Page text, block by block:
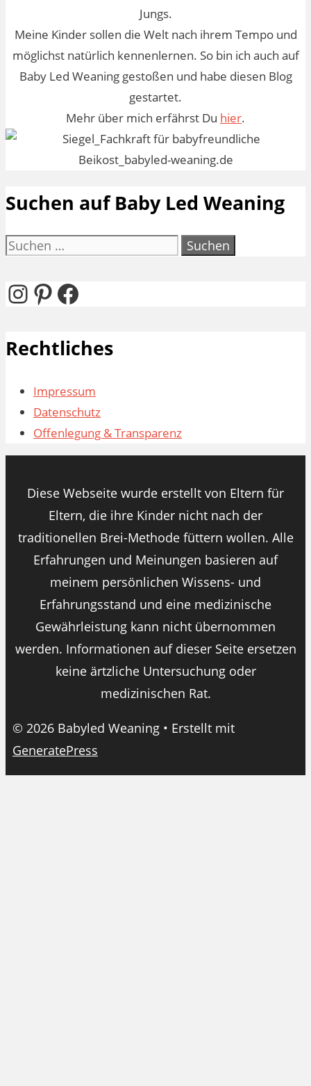
Jungs.
Meine Kinder sollen die Welt nach ihrem Tempo und
möglichst natürlich kennenlernen. So bin ich auch auf
Baby Led Weaning gestoßen und habe diesen Blog
gestartet.
Mehr über mich erfährst Du hier.
Suchen auf Baby Led Weaning
Suchen
Instagram
Pinterest
Facebook
Rechtliches
Impressum
Datenschutz
Offenlegung & Transparenz
Diese Webseite wurde erstellt von Eltern für
Eltern, die ihre Kinder nicht nach der
traditionellen Brei-Methode füttern wollen. Alle
Erfahrungen und Meinungen basieren auf
meinem persönlichen Wissens- und
Erfahrungsstand und eine medizinische
Gewährleistung kann nicht übernommen
werden. Informationen auf dieser Seite ersetzen
keine ärtzliche Untersuchung oder
medizinischen Rat.
© 2026 Babyled Weaning • Erstellt mit
GeneratePress